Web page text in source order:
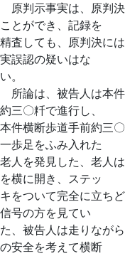
原判示事実は、原判
ことができ、記録を
精査しても、原判決に
実誤認の疑いはな
い。
所論は、被告人は本
約三〇粁で進行し、
本件横断歩道手前約三
一歩足をふみ入れた
老人を発見した、老人
を横に開き、ステッ
キをついて完全に立ち
信号の方を見てい
た、被告人は走りなが
の安全を考えて横断